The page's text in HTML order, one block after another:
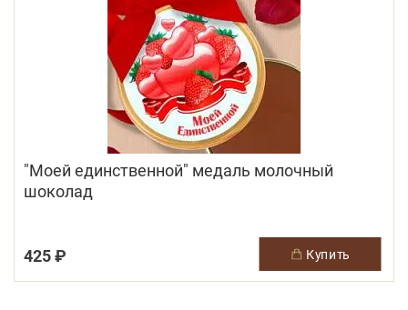
"Моей единственной" медаль молочный
шоколад
425 ₽ купить